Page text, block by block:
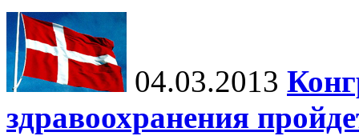
04.03.2013
здравоохранения